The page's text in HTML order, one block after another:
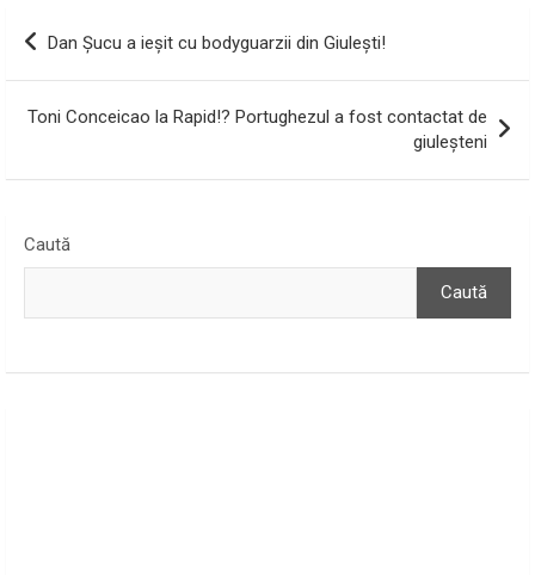
Navigare
Dan Șucu a ieșit cu bodyguarzii din Giulești!
Toni Conceicao la Rapid!? Portughezul a fost contactat de
giuleșteni
Caută
Caută